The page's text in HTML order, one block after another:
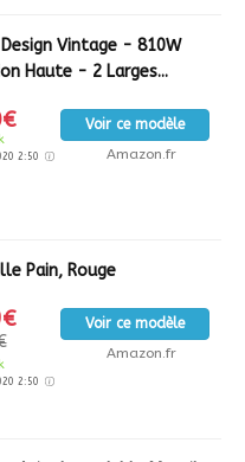
Vintage - 810W
Haute - 2 Larges...
2:50
Voir ce modèle
Amazon.fr
Pain, Rouge
2:50
Voir ce modèle
Amazon.fr